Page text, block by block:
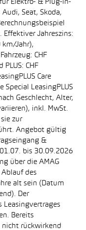
Elektro- & Plug-in-
Audi, Seat, Skoda,
Effektiver Jahreszins:
km/Jahr),
CHF
CHF
Care
Special LeasingPLUS
Geschlecht, Alter,
inkl. MwSt.
zur
Angebot gültig
&
bis 30.09.2026
über die AMAG
Ablauf des
alt sein (Datum
Der
Leasingvertrages
Bereits
nicht rückwirkend